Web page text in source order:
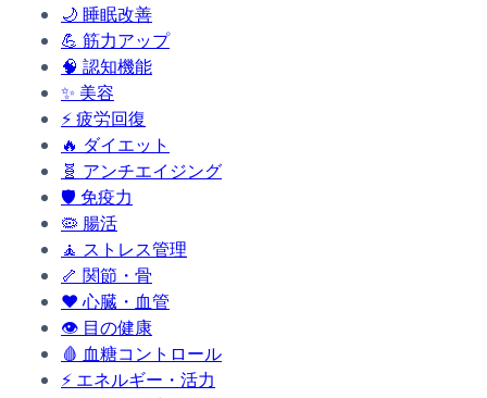
🌙 睡眠改善
💪 筋力アップ
🧠 認知機能
✨ 美容
⚡疲労回復
🔥 ダイエット
🧬 アンチエイジング
🛡️ 免疫力
🦠 腸活
🧘 ストレス管理
🦴 関節・骨
❤️ 心臓・血管
👁️ 目の健康
🩸 血糖コントロール
⚡ エネルギー・活力